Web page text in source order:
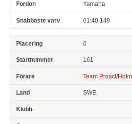
Yamaha
01:40.149
6
161
Team Proact/
SWE